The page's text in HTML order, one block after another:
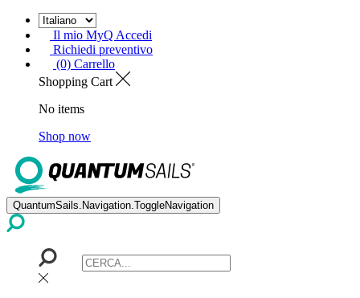
Il mio MyQ Accedi
Richiedi preventivo
(0) Carrello
Shopping Cart
No items
Shop now
QuantumSails.Navigation.ToggleNavigation